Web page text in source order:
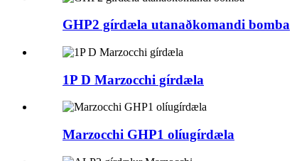
GHP2 gírdæla utanaðkomandi bomba
1P D Marzocchi gírdæla
Marzocchi GHP1 olíugírdæla